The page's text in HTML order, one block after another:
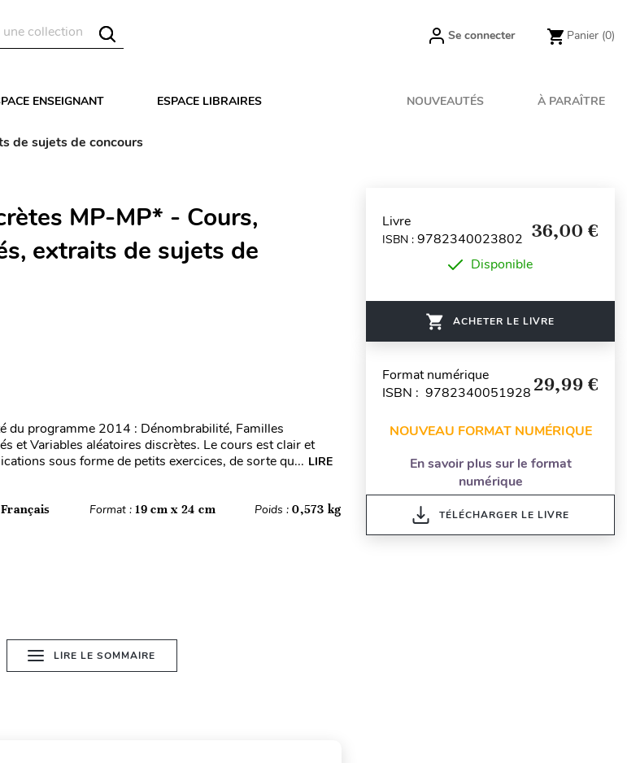
Se connecter Panier (0)
ENSEIGNANT ESPACE LIBRAIRES NOUVEAUTÉS À PARAÎTRE
de sujets de concours
MP-MP* - Cours,
extraits de sujets de
du programme 2014 : Dénombrabilité, Familles
et Variables aléatoires discrètes. Le cours est clair et
sous forme de petits exercices, de sorte qu... LIRE
Français Format :19 cm x 24 cm Poids :0,573 kg
LIRE LE SOMMAIRE
Livre
ISBN : 9782340023802 36,00 €
Disponible
ACHETER LE LIVRE
Format numérique
ISBN : 9782340051928 29,99 €
NOUVEAU FORMAT NUMÉRIQUE
En savoir plus sur le format
numérique
TÉLÉCHARGER LE LIVRE